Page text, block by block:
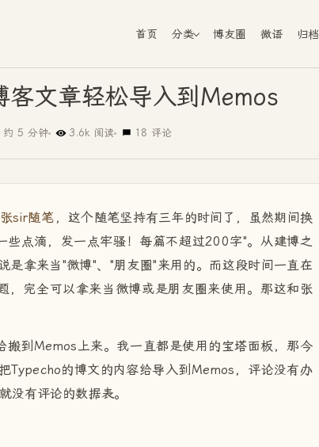
首页 分类 博友圈 微语 归档
文章轻松导入到Memos
约 5 分钟 3.6k 阅读 18 评论
张sir随笔 ，这个随笔坚持有三年的时间了，虽然期间换
点滴，发一点牢骚！每篇不超过200字"。从建博之
是拿来当"微博"、"朋友圈"来用的。而这段时间一直在
，完全可以拿来当微博或是朋友圈来使用。那这和张
到Memos上来。我一直都是使用的宝塔面板，那今
Typecho的博文的内容给导入到Memos，评论没有办
没有评论的数据表。